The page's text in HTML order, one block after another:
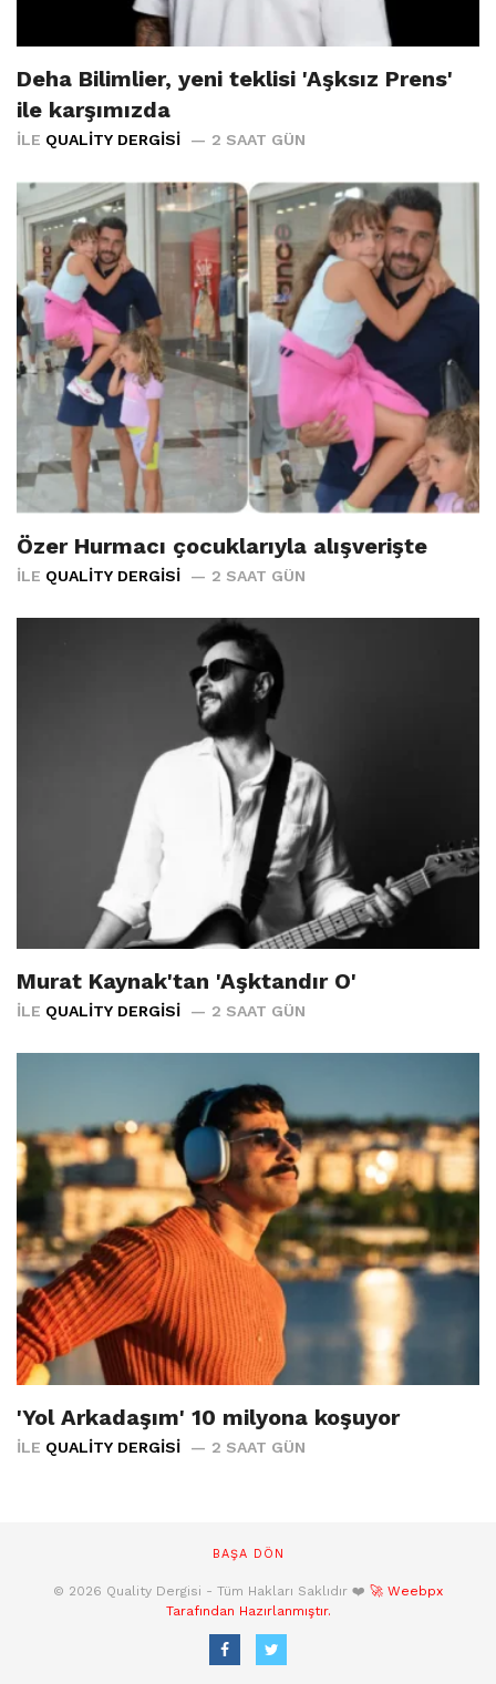
Deha Bilimlier, yeni teklisi 'Aşksız Prens'
ile karşımızda
İLE QUALITY DERGISI 2 SAAT GÜN
Özer Hurmacı çocuklarıyla alışverişte
İLE QUALITY DERGISI 2 SAAT GÜN
Murat Kaynak'tan 'Aşktandır O'
İLE QUALITY DERGISI 2 SAAT GÜN
'Yol Arkadaşım' 10 milyona koşuyor
İLE QUALITY DERGISI 2 SAAT GÜN
BAŞA DÖN
© 2026 Quality Dergisi - Tüm Hakları Saklıdır ❤️ 🚀 Weebpx
Tarafından Hazırlanmıştır.